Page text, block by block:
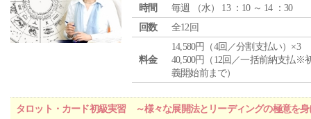
時間
毎週 （水） 13 ：10 ～ 14 ：30
回数
全12回
料金
14,580円（4回／分割支払い）×3
40,500円（12回／一括前納支払※
義開始前まで）
タロット・カード初級実習 ～様々な展開法とリーディングの極意を身